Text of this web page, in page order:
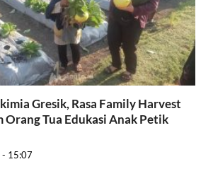
Gresik, Rasa Family Harvest
Orang Tua Edukasi Anak Petik
- 15:07